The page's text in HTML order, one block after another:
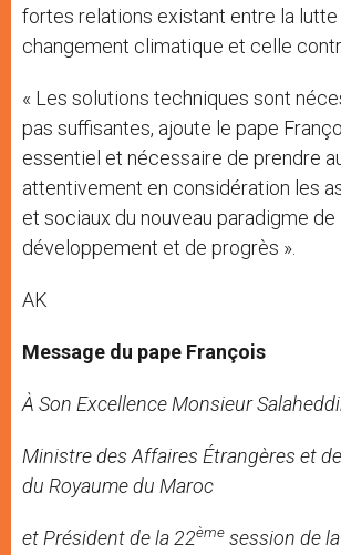
fortes relations existant entre la
changement climatique et celle
« Les solutions techniques sont
pas suffisantes, ajoute le pape
essentiel et nécessaire de prendre
attentivement en considération les
et sociaux du nouveau paradigme de
développement et de progrès ».
AK
Message du pape François
À Son Excellence Monsieur
Ministre des Affaires Étrangères et
du Royaume du Maroc
et Président de la 22ème session de